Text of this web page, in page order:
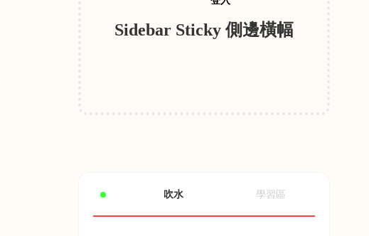
Sidebar Sticky 側邊橫幅
吹水 學習區